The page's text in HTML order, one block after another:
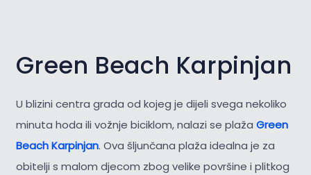
Green Beach Karpinjan
U blizini centra grada od kojeg je dijeli svega nekoliko
minuta hoda ili vožnje biciklom, nalazi se plaža Green
Beach Karpinjan. Ova šljunčana plaža idealna je za
obitelji s malom djecom zbog velike površine i plitkog